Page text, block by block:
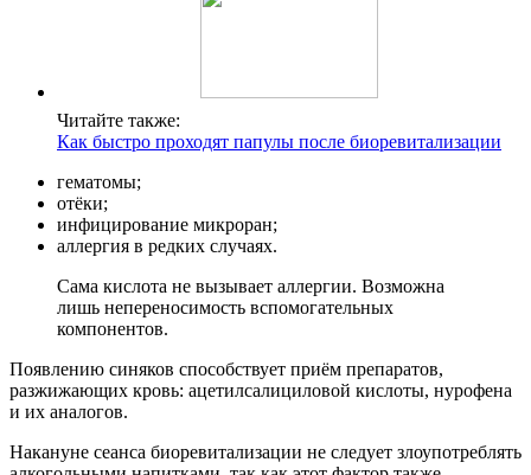
Читайте также:
Как быстро проходят папулы после биоревитализации
гематомы;
отёки;
инфицирование микроран;
аллергия в редких случаях.
Сама кислота не вызывает аллергии. Возможна
лишь непереносимость вспомогательных
компонентов.
Появлению синяков способствует приём препаратов,
разжижающих кровь: ацетилсалициловой кислоты, нурофена
и их аналогов.
Накануне сеанса биоревитализации не следует злоупотреблять